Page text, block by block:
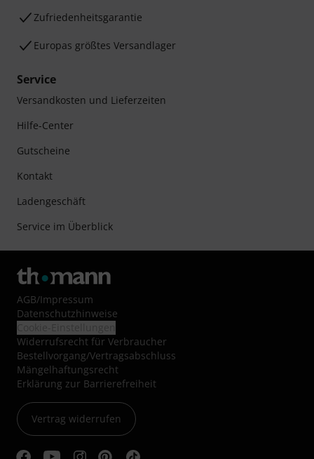
Zufriedenheitsgarantie
Europas größtes Versandlager
Service
Versandkosten und Lieferzeiten
Hilfe-Center
Gutscheine
Kontakt
Ladengeschäft
Service im Überblick
AGB/Impressum
Datenschutzhinweise
Widerrufsrecht für Verbraucher
Bestellvorgang/Vertragsabschluss
Mängelhaftungsrecht
Erklärung zur Barrierefreiheit
Vertrag widerrufen